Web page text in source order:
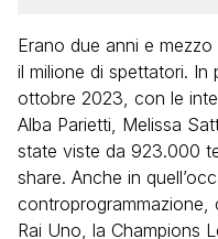
Erano due anni e
il milione di spettatori.
ottobre 2023, con le
Alba Parietti, Melissa
state viste da 923.000
share. Anche in
controprogrammazione,
Rai Uno, la Champions